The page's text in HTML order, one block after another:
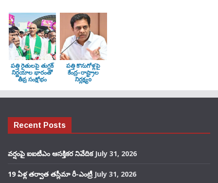
పత్తి రైతులపై తుగ్లక్‌
నిర్ణయాల భారంతో
తీవ్ర సంక్షోభం
పత్తి కొనుగోళ్లపై
కేంద్ర–రాష్ట్రాల
నిర్లక్ష్యo
Recent Posts
వర్షంపై ఐఐటీఎం ఆసక్తికర నివేదిక July 31, 2026
19 ఏళ్ల తర్వాత తస్లీమా రీ-ఎంట్రీ July 31, 2026